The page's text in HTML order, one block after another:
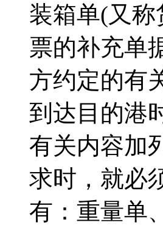
装箱单(又称
票的补充单
方约定的有
到达目的港
有关内容加
求时，就必
有：重量单